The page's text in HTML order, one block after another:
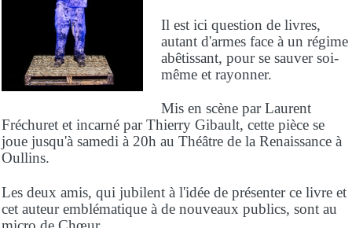
Il est ici question de livres,
autant d'armes face à un régime
abêtissant, pour se sauver soi-
même et rayonner.
Mis en scène par Laurent
Fréchuret et incarné par Thierry Gibault, cette pièce se
joue jusqu'à samedi à 20h au Théâtre de la Renaissance à
Oullins.
Les deux amis, qui jubilent à l'idée de présenter ce livre et
cet auteur emblématique à de nouveaux publics, sont au